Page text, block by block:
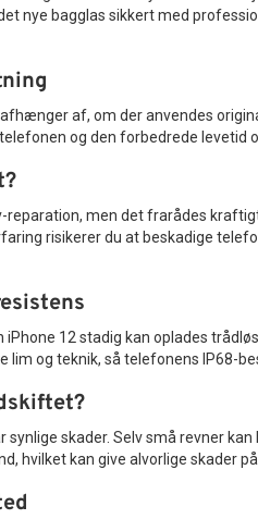
nye bagglas sikkert med
af, om der anvendes
og den forbedrede levetid
men det frarådes
risikerer du at beskadige
12 stadig kan oplades
og teknik, så telefonens IP68-
skader. Selv små revner
hvilket kan give alvorlige skader